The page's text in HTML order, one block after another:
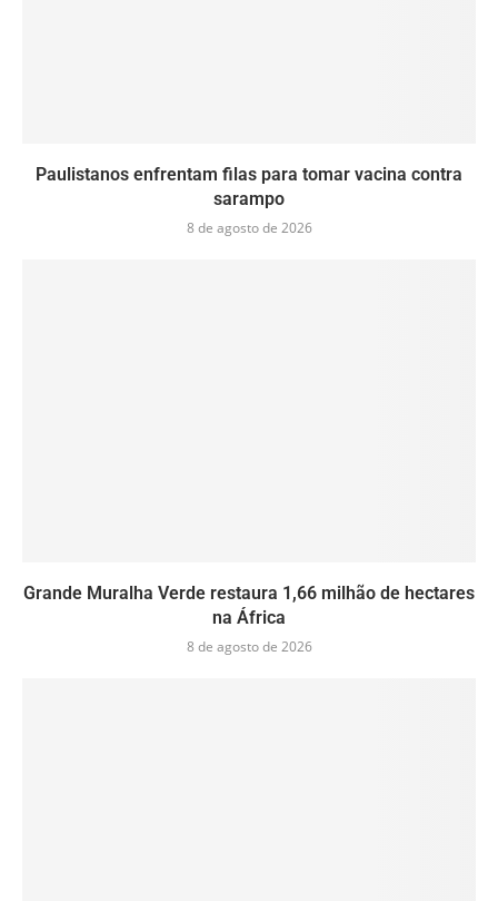
Paulistanos enfrentam filas para tomar vacina contra
sarampo
8 de agosto de 2026
Grande Muralha Verde restaura 1,66 milhão de hectares
na África
8 de agosto de 2026